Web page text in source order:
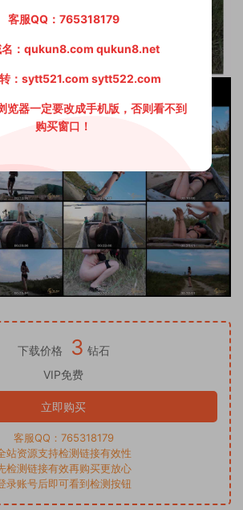
下载价格 3 钻石
VIP免费
立即购买
客服QQ：765318179
站资源支持检测链接有效性
检测链接有效再购买更放心
录账号后即可看到检测按钮
客服QQ：765318179
名：qukun8.com qukun8.net
：sytt521.com sytt522.com
览器一定要改成手机版，否则看不到
购买窗口！